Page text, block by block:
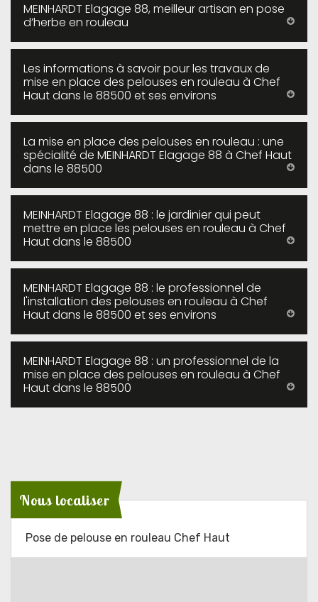
MEINHARDT Elagage 88, meilleur artisan en pose
d’herbe en rouleau
Les informations à savoir pour les travaux de
mise en place des pelouses en rouleau à Chef
Haut dans le 88500 et ses environs
La mise en place des pelouses en rouleau : une
spécialité de MEINHARDT Elagage 88 à Chef Haut
dans le 88500
MEINHARDT Elagage 88 : le jardinier qui peut
mettre en place les pelouses en rouleau à Chef
Haut dans le 88500
MEINHARDT Elagage 88 : le professionnel de
l'installation des pelouses en rouleau à Chef
Haut dans le 88500 et ses environs
MEINHARDT Elagage 88 : un professionnel de la
mise en place des pelouses en rouleau à Chef
Haut dans le 88500
Nous localiser
Pose de pelouse en rouleau Chef Haut